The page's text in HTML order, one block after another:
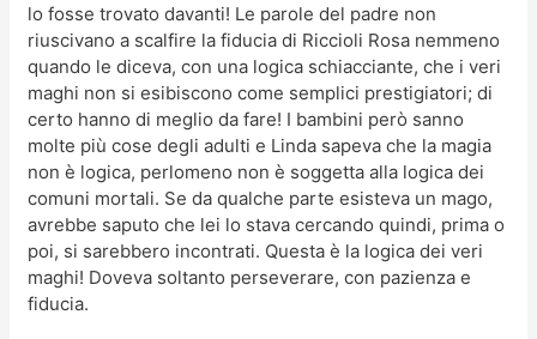
lo fosse trovato davanti! Le parole del padre non
riuscivano a scalfire la fiducia di Riccioli Rosa nemmeno
quando le diceva, con una logica schiacciante, che i veri
maghi non si esibiscono come semplici prestigiatori; di
certo hanno di meglio da fare! I bambini però sanno
molte più cose degli adulti e Linda sapeva che la magia
non è logica, perlomeno non è soggetta alla logica dei
comuni mortali. Se da qualche parte esisteva un mago,
avrebbe saputo che lei lo stava cercando quindi, prima o
poi, si sarebbero incontrati. Questa è la logica dei veri
maghi! Doveva soltanto perseverare, con pazienza e
fiducia.